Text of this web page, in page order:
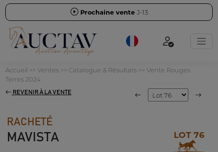
Prochaine vente J-13
Accueil >> Ventes>> Catalogue & Résultats>> Vente Rouges
Terres 2024
REVENIR À LA VENTE
RACHETÉ
MAVISTA LOT 76